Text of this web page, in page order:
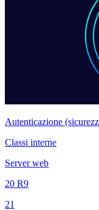
Autenticazione
Classi interne
Server web
20 R9
21